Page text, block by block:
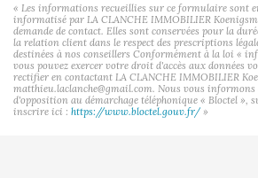
« Les informations recueillies sur ce formulaire sont
informatisé par LA CLANCHE IMMOBILIER
demande de contact. Elles sont conservées pour la
la relation client dans le respect des prescriptions
destinées à nos conseillers Conformément à la loi «
vous pouvez exercer votre droit d'accès aux données
rectifier en contactant LA CLANCHE IMMOBILIER
matthieu.laclanche@gmail.com. Nous vous informons
d'opposition au démarchage téléphonique « Bloctel »,
inscrire ici : https://www.bloctel.gouv.fr/»